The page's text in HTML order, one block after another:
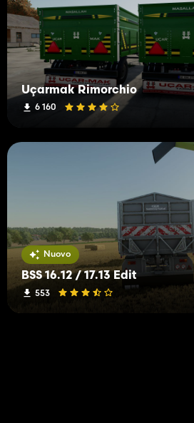
Uçarmak Rimorchio
6 160
Nuovo
BSS 16.12 / 17.13 Edit
553